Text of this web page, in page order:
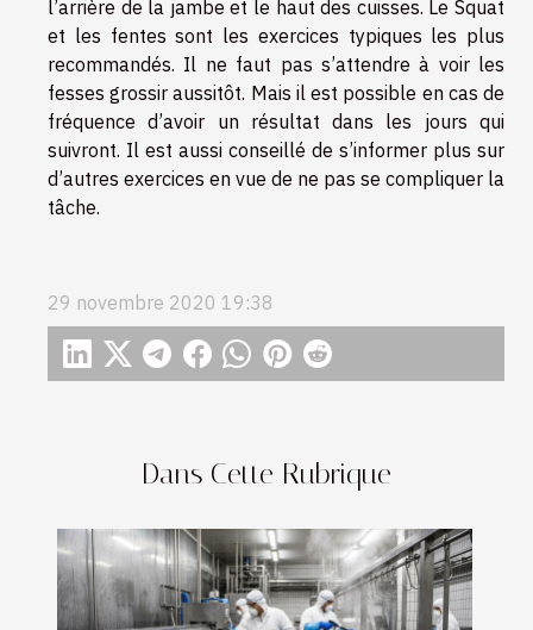
Dans Cette Rubrique
l’arrière de la jambe et le haut des cuisses. Le Squat
et les fentes sont les exercices typiques les plus
recommandés. Il ne faut pas s’attendre à voir les
fesses grossir aussitôt. Mais il est possible en cas de
fréquence d’avoir un résultat dans les jours qui
suivront. Il est aussi conseillé de s’informer plus sur
d’autres exercices en vue de ne pas se compliquer la
tâche.
29 novembre 2020 19:38